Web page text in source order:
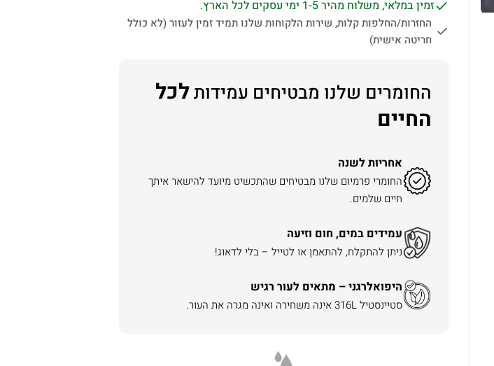
זמין במלאי, משלוח מהיר 1-5 ימי עסקים לכל הארץ.
החזרות/החלפות קלות, שירות הלקוחות שלנו תמיד זמין לעזור (לא כולל
חריטה אישית)
החומרים שלנו מבטיחים עמידותלכל
החיים
אחריות לשנה
החומרי פרמיום שלנו מבטיחים שהתכשיט מיועד להישאר איתך
חיים שלמים.
עמידים במים, חום וזיעה
ניתן להתקלח, להתאמן או לטייל – בלי לדאוג!
היפואלרגני – מתאים לעור רגיש
סטיינסטיל 316L אינה משחירה ואינה מגרה את העור.